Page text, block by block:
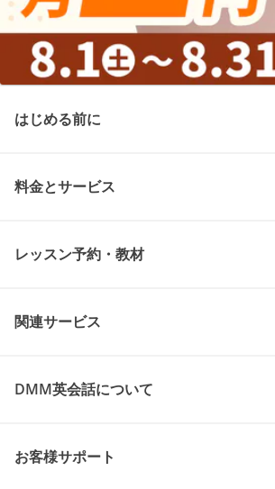
はじめる前に
料金とサービス
レッスン予約・教材
関連サービス
DMM英会話について
お客様サポート